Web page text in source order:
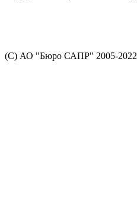
(С) АО "Бюро САПР" 2005-2022